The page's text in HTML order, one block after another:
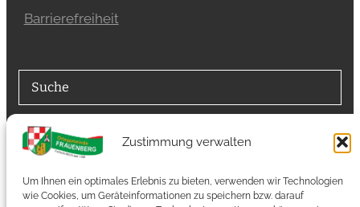
Zustimmung verwalten
Um Ihnen ein optimales Erlebnis zu bieten, verwenden wir Technologien
wie Cookies, um Geräteinformationen zu speichern bzw. darauf
Barrierefreiheit
Suche
Suchfunktion